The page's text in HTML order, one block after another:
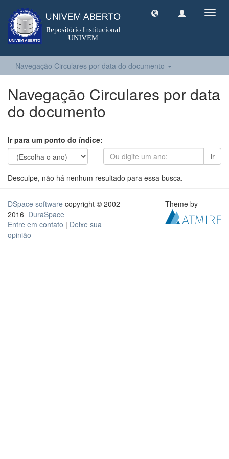
Navegação Circulares por data do documento
Navegação Circulares por data
do documento
Ir para um ponto do índice:
Ir
Desculpe, não há nenhum resultado para essa busca.
DSpace software copyright © 2002-
2016 DuraSpace
Entre em contato | Deixe sua
opinião
Theme by